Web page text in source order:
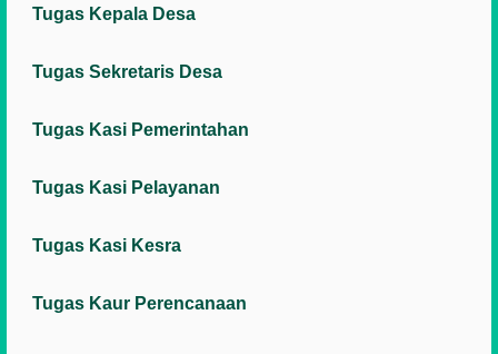
Tugas Kepala Desa
Tugas Sekretaris Desa
Tugas Kasi Pemerintahan
Tugas Kasi Pelayanan
Tugas Kasi Kesra
Tugas Kaur Perencanaan